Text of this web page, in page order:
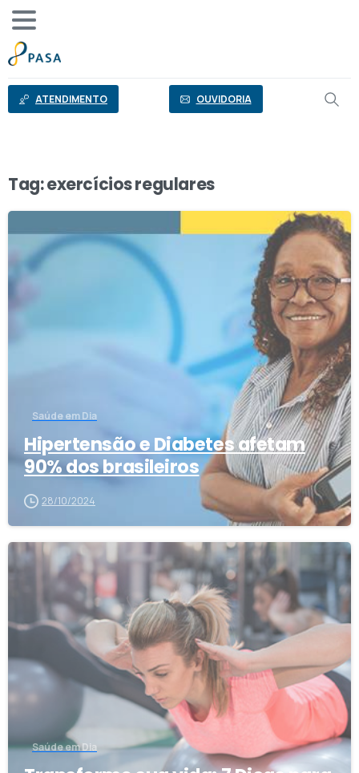
conteúdo
ATENDIMENTO OUVIDORIA
Tag:exercícios regulares
1
Saúde em Dia
Hipertensão e Diabetes afetam
90% dos brasileiros
28/10/2024
Saúde em Dia